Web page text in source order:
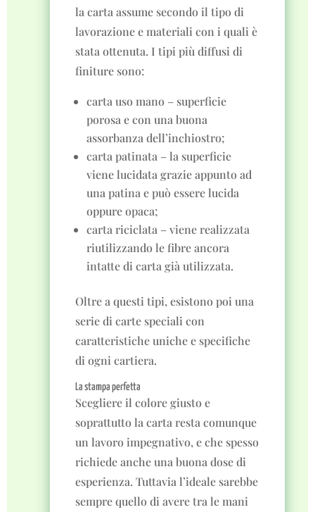
la carta assume secondo il tipo di
lavorazione e materiali con i quali è
stata ottenuta. I tipi più diffusi di
finiture sono:
carta uso mano – superficie
porosa e con una buona
assorbanza dell’inchiostro;
carta patinata – la superficie
viene lucidata grazie appunto ad
una patina e può essere lucida
oppure opaca;
carta riciclata – viene realizzata
riutilizzando le fibre ancora
intatte di carta già utilizzata.
Oltre a questi tipi, esistono poi una
serie di carte speciali con
caratteristiche uniche e specifiche
di ogni cartiera.
La stampa perfetta
Scegliere il colore giusto e
soprattutto la carta resta comunque
un lavoro impegnativo, e che spesso
richiede anche una buona dose di
esperienza. Tuttavia l’ideale sarebbe
sempre quello di avere tra le mani